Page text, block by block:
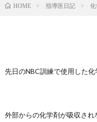
HOME 指導医日記
先日のNBC訓練で使用した化
外部からの化学剤が吸収され